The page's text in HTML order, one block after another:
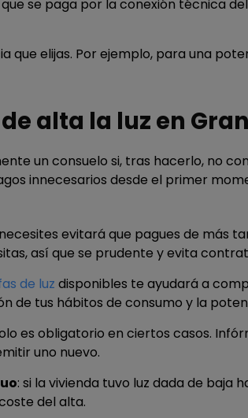
se paga por la conexión técnica
elijas. Por ejemplo, para una
alta la luz en
un consuelo si, tras hacerlo, no
innecesarios desde el primer
evitará que pagues de más
así que se prudente y evita
de luz disponibles te ayudará a
de tus hábitos de consumo y la
es obligatorio en ciertos casos.
uno nuevo.
: si la vivienda tuvo luz dada de baja
del alta.